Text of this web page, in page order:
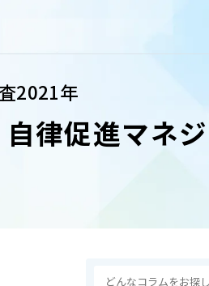
2021年
律促進マネ